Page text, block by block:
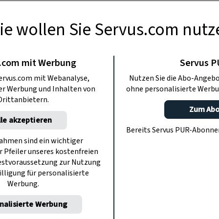
Dialekte entlang
Matrose, Fischer oder Kapitän
der wichtigsten Verkehrswege
ihre Arbeit, ihre Freizeit –
Sprache.
wollen Sie Servus.com
mit Werbung
mit Webanalyse,
Werbung und Inhalten von
akzeptieren
sind ein wichtiger
unseres kostenfreien
zur Nutzung
für personalisierte
Werbung.
Werbung
Servus
Nutzen Sie die Abo-
ohne personalisierte
Zum
Bereits Servus PUR-